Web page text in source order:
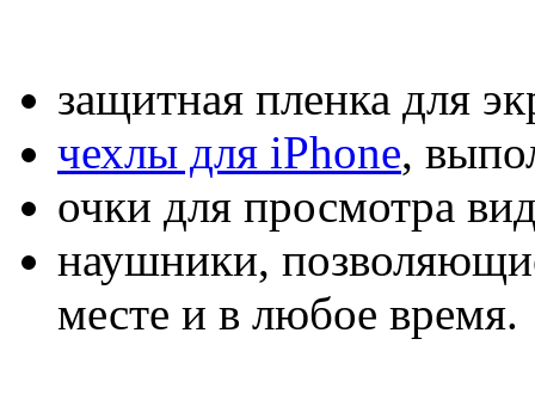
защитная пленка для
чехлы для iPhone,
очки для просмотра
наушники,
месте и в любое время.